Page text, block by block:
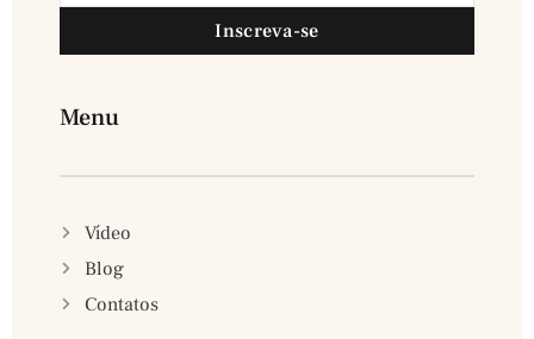
Inscreva-se
Menu
Vídeo
Blog
Contatos